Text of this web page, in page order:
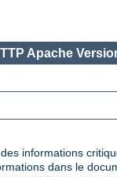
Apache
informations
dans le